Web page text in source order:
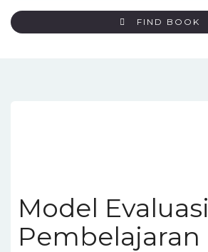
FIND BOOK
Model Evaluasi
Pembelajaran